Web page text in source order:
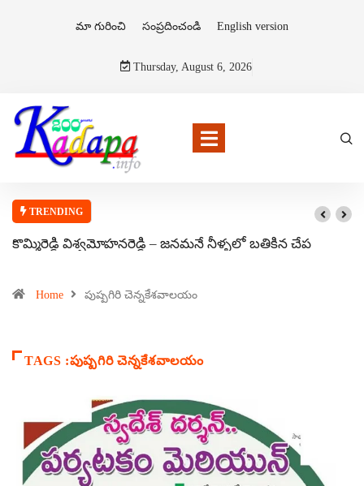
మా గురించి సంప్రదించండి English version
Thursday, August 6, 2026
TRENDING
కొమ్మిరెడ్డి విశ్వమోహనరెడ్డి – జనమనే నీళ్ళలో బతికిన చేప
Home పుష్పగిరి చెన్నకేశవాలయం
TAGS :పుష్పగిరి చెన్నకేశవాలయం